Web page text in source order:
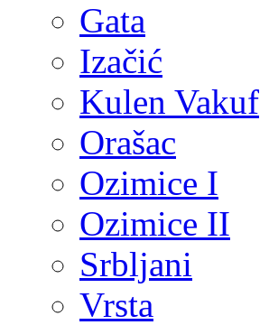
Gata
Izačić
Kulen Vakuf
Orašac
Ozimice I
Ozimice II
Srbljani
Vrsta